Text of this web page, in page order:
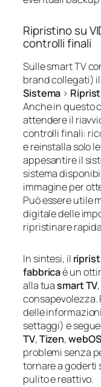
Ripristino su
controlli finali
Sulle smart TV
brand collegati)
Sistema >
Anche in questo
attendere il
controlli finali:
e reinstalla solo le
appesantire il
sistema
immagine per
Può essere utile
digitale delle
ripristinare
In sintesi, il
fabbricaè un
alla tuasmart TV
consapevolezza.
delle
settaggi) e
TV,Tizen,webOS
problemi senza
tornare a goderti
pulito e reattivo.